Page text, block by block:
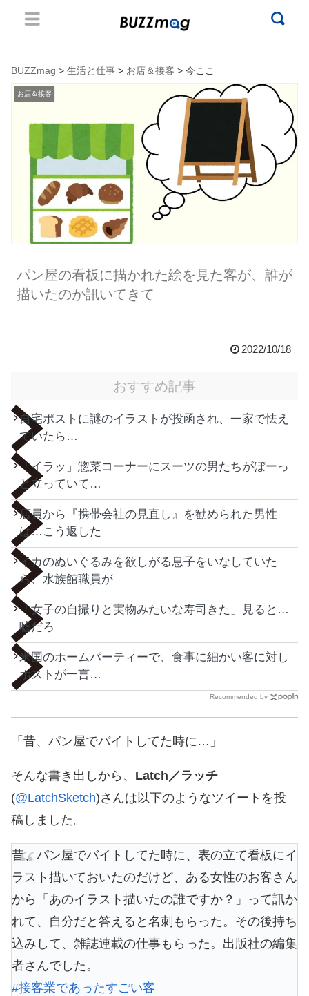
BUZZmag > 生活と仕事 > お店＆接客 > 今ここ
お店＆接客
パン屋の看板に描かれた絵を見た客が、誰が
描いたのか訊いてきて
2022/10/18
おすすめ記事
自宅ポストに謎のイラストが投函され、一家で怯え
ていたら…
「イラッ」惣菜コーナーにスーツの男たちがぼーっ
と立っていて…
店員から『携帯会社の見直し』を勧められた男性
は…こう返した
イカのぬいぐるみを欲しがる息子をいなしていた
ら、水族館職員が
「女子の自撮りと実物みたいな寿司きた」見ると…
嘘だろ
米国のホームパーティーで、食事に細かい客に対し
ホストが一言…
Recommended by
「昔、パン屋でバイトしてた時に…」
そんな書き出しから、 Latch／ラッチ
(@LatchSketch)さんは以下のようなツイートを投
稿しました。
昔、パン屋でバイトしてた時に、表の立て看板にイ
ラスト描いておいたのだけど、ある女性のお客さん
から「あのイラスト描いたの誰ですか？」って訊か
れて、自分だと答えると名刺もらった。その後持ち
込みして、雑誌連載の仕事もらった。出版社の編集
者さんでした。
#接客業であったすごい客